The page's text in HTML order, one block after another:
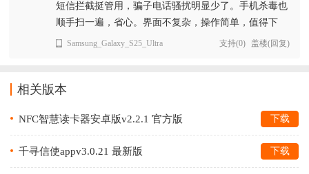
短信拦截挺管用，骗子电话骚扰明显少了。手机杀毒也
顺手扫一遍，省心。界面不复杂，操作简单，值得下
Samsung_Galaxy_S25_Ultra 支持(0) 盖楼(回复)
相关版本
NFC智慧读卡器安卓版v2.2.1 官方版 下载
千寻信使appv3.0.21 最新版 下载